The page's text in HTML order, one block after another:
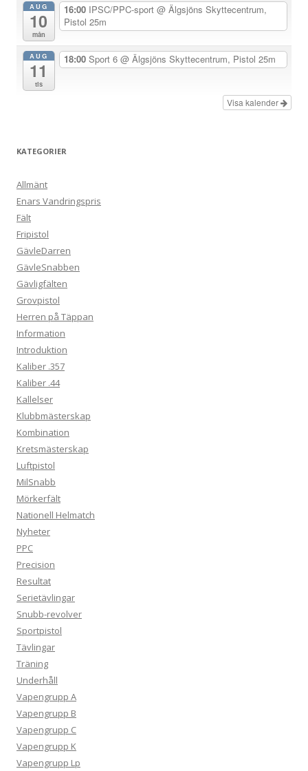
n
AUG
10
mån
16:00 IPSC/PPC-sport @ Älgsjöns Skyttecentrum,
Pistol 25m
AUG
11
tis
18:00 Sport 6 @ Älgsjöns Skyttecentrum, Pistol 25m
Visa kalender
KATEGORIER
Allmänt
Enars Vandringspris
Fält
Fripistol
GävleDarren
GävleSnabben
Gävligfälten
Grovpistol
Herren på Täppan
Information
Introduktion
Kaliber .357
Kaliber .44
Kallelser
Klubbmästerskap
Kombination
Kretsmästerskap
Luftpistol
MilSnabb
Mörkerfält
Nationell Helmatch
Nyheter
PPC
Precision
Resultat
Serietävlingar
Snubb-revolver
Sportpistol
Tävlingar
Träning
Underhåll
Vapengrupp A
Vapengrupp B
Vapengrupp C
Vapengrupp K
Vapengrupp Lp